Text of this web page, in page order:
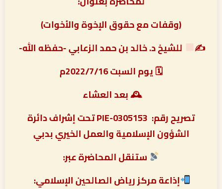
(وقفات مع حقوق الإخوة والأخوات)
✍
للشيخ د. خالد بن حمد الزعابي -حفظه الله-
🗓 يوم السبت 2022/7/16م
🕰 بعد العشاء
تصريح رقم:
PIE-0305153 تحت إشراف دائرة
الشؤون الإسلامية والعمل الخيري بدبي
ستنقل المحاضرة عبر:
إذاعة مركز رياض الصالحين الإسلامي: